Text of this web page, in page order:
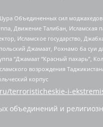
Объединенных сил моджахедов
Движение Талибан,
Исламское государство,
Джамаат, Рохнамо ба суи
“Джамаат “Красный пахарь”,
возрождения
корпус
terroristicheskie-i-
объединений и